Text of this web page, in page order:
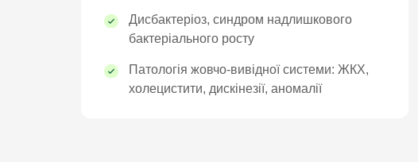
Дисбактеріоз, синдром надлишкового
бактеріального росту
Патологія жовчо-вивідної системи: ЖКХ,
холецистити, дискінезії, аномалії